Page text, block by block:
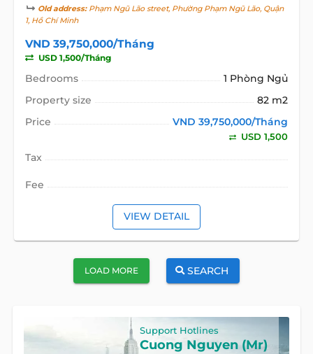
Old address:Phạm Ngũ Lão street, Phường Phạm Ngũ Lão, Quận
1, Hồ Chí Minh
VND 39,750,000/Tháng
USD 1,500/Tháng
Bedrooms
1 Phòng Ngủ
Property size
82 m2
Price
VND 39,750,000/Tháng
USD 1,500
Tax
Fee
VIEW DETAIL
LOAD MORE SEARCH
Support Hotlines
Cuong Nguyen (Mr)